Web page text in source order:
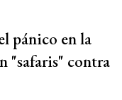
pánico en la
"safaris" contra